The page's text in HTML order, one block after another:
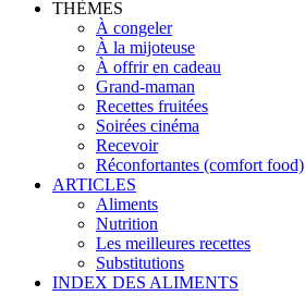
THÈMES
À congeler
À la mijoteuse
À offrir en cadeau
Grand-maman
Recettes fruitées
Soirées cinéma
Recevoir
Réconfortantes (comfort food)
ARTICLES
Aliments
Nutrition
Les meilleures recettes
Substitutions
INDEX DES ALIMENTS